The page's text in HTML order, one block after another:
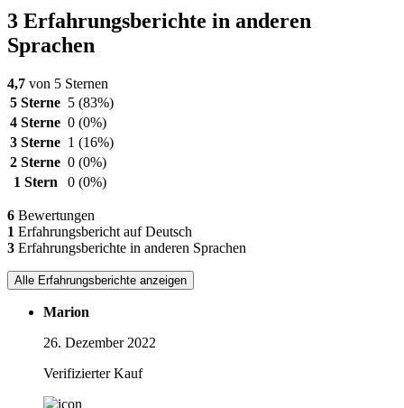
3 Erfahrungsberichte in anderen
Sprachen
4,7 von 5 Sternen
5 Sterne 5 (83%)
4 Sterne 0 (0%)
3 Sterne 1 (16%)
2 Sterne 0 (0%)
1 Stern
0 (0%)
6 Bewertungen
1 Erfahrungsbericht auf Deutsch
3 Erfahrungsberichte in anderen Sprachen
Alle Erfahrungsberichte anzeigen
Marion
26. Dezember 2022
Verifizierter Kauf